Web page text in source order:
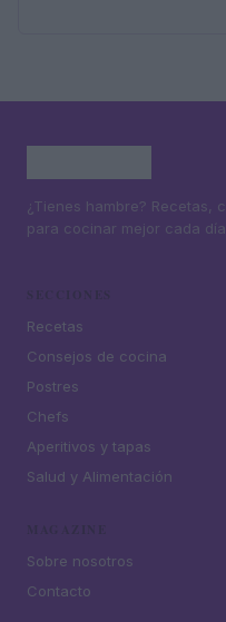
¿Tienes hambre? Recetas,
para cocinar mejor cada día.
Recetas
Consejos de cocina
Postres
Chefs
Aperitivos y tapas
Salud y Alimentación
Sobre nosotros
Contacto